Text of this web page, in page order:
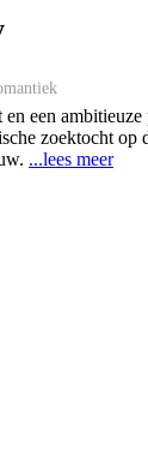
een ambitieuze
zoektocht op
...lees meer